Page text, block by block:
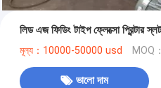
লিড এজ ফিডিং টাইপ ফ্লেক্সো প্রিন্টার
মূল্য：10000-50000 usd MOQ
ভালো দাম